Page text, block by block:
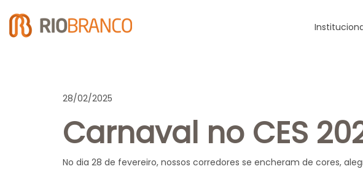
28/02/2025
Carnaval no CES
No dia 28 de fevereiro, nossos corredores se encheram de cores,